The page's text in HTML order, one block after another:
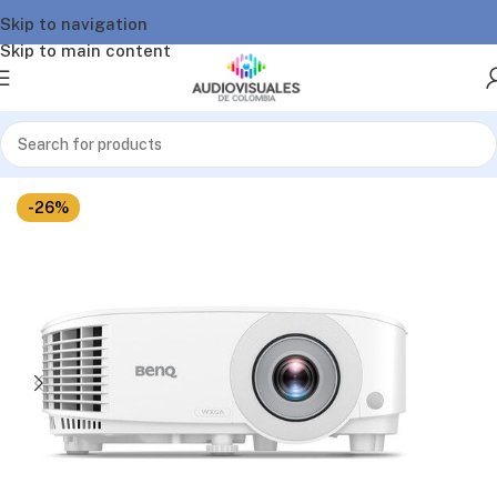
Skip to navigation
Skip to main content
Inicio/Video/Proyectores/Proyectores Línea Educativa
-26%